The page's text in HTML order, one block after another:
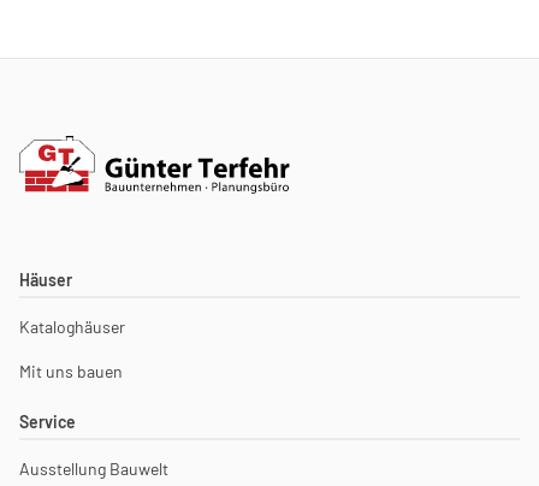
Häuser
Kataloghäuser
Mit uns bauen
Service
Ausstellung Bauwelt